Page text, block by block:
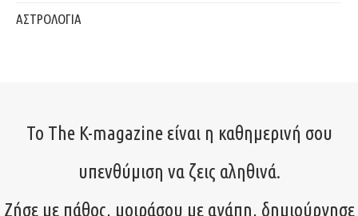
ΑΣΤΡΟΛΟΓΙΑ
Το The K-magazine είναι η καθημερινή σου
υπενθύμιση να ζεις αληθινά.
Ζήσε με πάθος, μοιράσου με αγάπη, δημιούργησε